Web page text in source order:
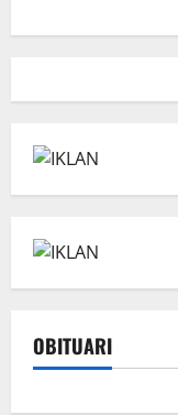
OBITUARI